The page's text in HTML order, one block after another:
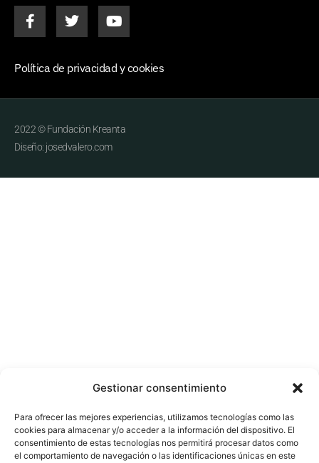
Gestionar consentimiento
Para ofrecer las mejores experiencias, utilizamos tecnologías como las
cookies para almacenar y/o acceder a la información del dispositivo. El
consentimiento de estas tecnologías nos permitirá procesar datos como
el comportamiento de navegación o las identificaciones únicas en este
Política de privacidad y cookies
2022 © Fundación Kreanta
Diseño: josedvalero.com